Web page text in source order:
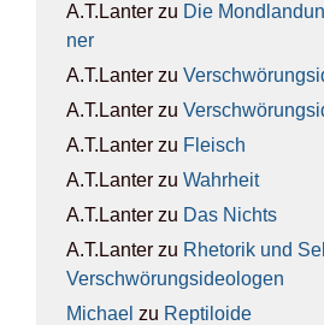
A.T.Lanter zu Die
ner
A.T.Lanter zu
A.T.Lanter zu
A.T.Lanter zu Fleisch
A.T.Lanter zu Wahr­heit
A.T.Lanter zu Das Nichts
A.T.Lanter zu Rhe­to­rik und
Ver­schwö­rungs­ideo­lo­gen
Michael zu Rep­ti­lo­ide